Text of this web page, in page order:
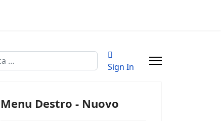
Sign In
Menu Destro - Nuovo